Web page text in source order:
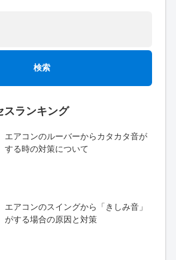
スランキング
エアコンのルーバーからカタカタ音が
する時の対策について
エアコンのスイングから「きしみ音」
がする場合の原因と対策